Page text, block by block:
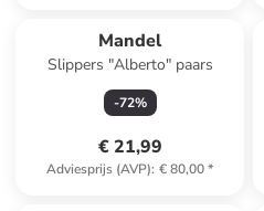
Mandel
Slippers "Alberto" paars
-72%
€ 21,99
Adviesprijs (AVP): € 80,00*